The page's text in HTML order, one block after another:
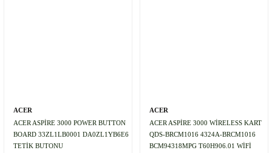
ACER
ACER ASPİRE 3000 POWER BUTTON
BOARD 33ZL1LB0001 DA0ZL1YB6E6
TETİK BUTONU
ACER
ACER ASPİRE 3000 WİRELESS KART
QDS-BRCM1016 4324A-BRCM1016
BCM94318MPG T60H906.01 WİFİ